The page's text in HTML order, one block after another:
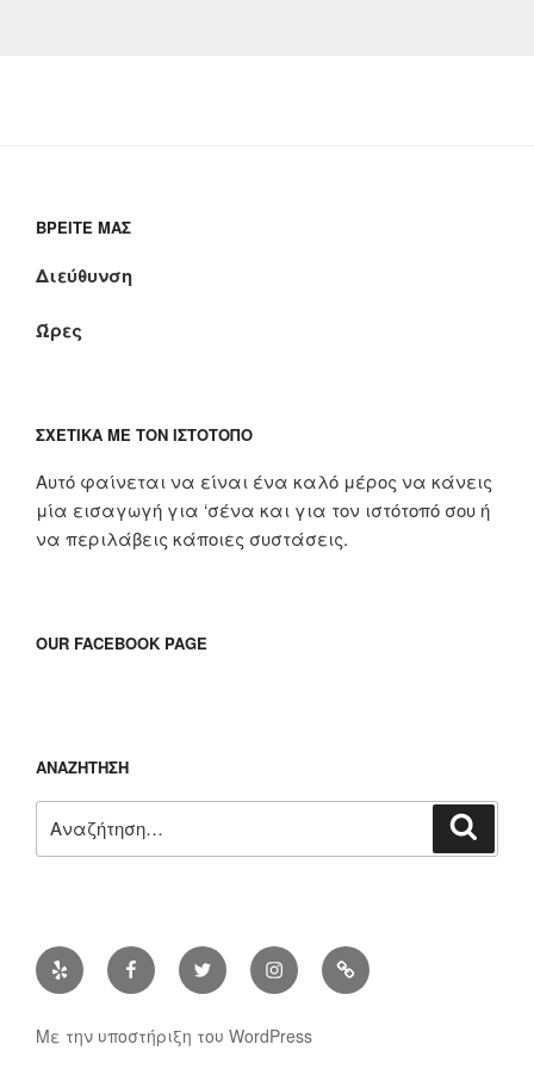
ΒΡΕΊΤΕ ΜΑΣ
Διεύθυνση
Ώρες
ΣΧΕΤΙΚΆ ΜΕ ΤΟΝ ΙΣΤΌΤΟΠΟ
Αυτό φαίνεται να είναι ένα καλό μέρος να κάνεις
μία εισαγωγή για ‘σένα και για τον ιστότοπό σου ή
να περιλάβεις κάποιες συστάσεις.
OUR FACEBOOK PAGE
ΑΝΑΖΉΤΗΣΗ
για:
Yelp FacebookTwitter InstagramΔιεύθυνση
ηλ.
Με την υποστήριξη του WordPress